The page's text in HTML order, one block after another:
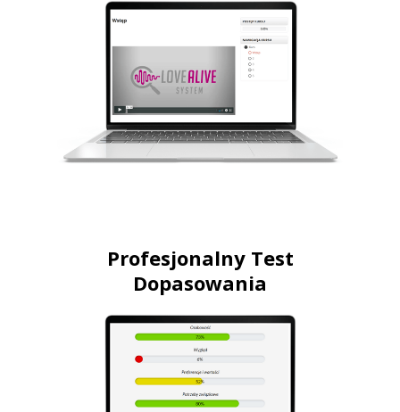
Profesjonalny Test
Dopasowania